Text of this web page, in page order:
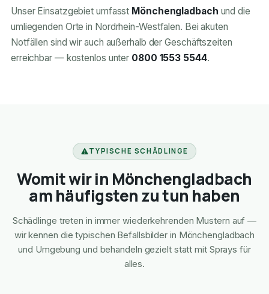
Unser Einsatzgebiet umfasst Mönchengladbach und die
umliegenden Orte in Nordrhein-Westfalen. Bei akuten
Notfällen sind wir auch außerhalb der Geschäftszeiten
erreichbar — kostenlos unter 0800 1553 5544.
TYPISCHE SCHÄDLINGE
Womit wir in Mönchengladbach
am häufigsten zu tun haben
Schädlinge treten in immer wiederkehrenden Mustern auf —
wir kennen die typischen Befallsbilder in Mönchengladbach
und Umgebung und behandeln gezielt statt mit Sprays für
alles.